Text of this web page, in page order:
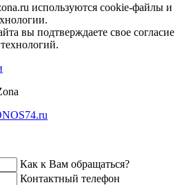
используются coоkie-файлы и
вы подтверждаете свое согласие
Как к Вам обращаться?
Контактный телефон